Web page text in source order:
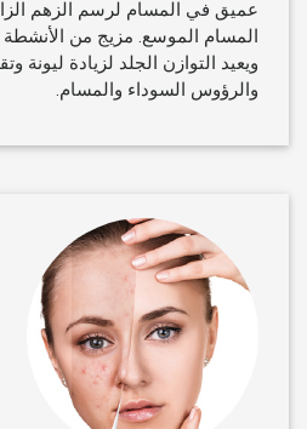
عميق في المسام لرسم الزهم
المسام الموسع. مزيج من الأنشطة
ويعيد التوازن الجلد لزيادة ليونة
والرؤوس السوداء والمسام.